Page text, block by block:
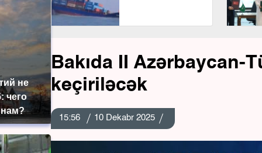
не
чего
Bakıda II
keçiriləcək
15:56 10 Dekabr 2025